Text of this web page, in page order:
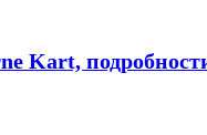
Kart,